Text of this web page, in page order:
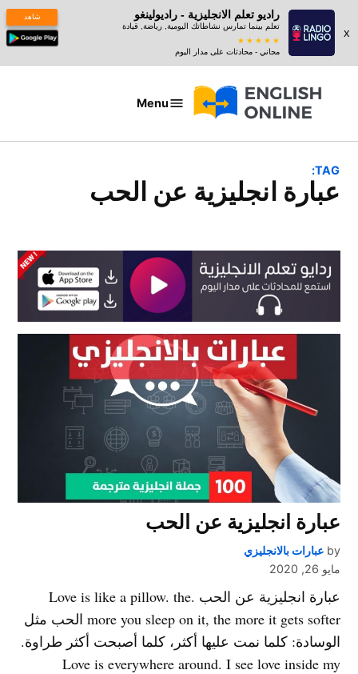
x
راديو تعلم الانجليزية - راديولينغو
تعلم بينما تمارس نشاطاتك اليومية, رياضة, قيادة
مجاني - محادثات على مدار اليوم
شاهد
عبارات
Menu
TAG:
عبارة انجليزية عن الحب
عبارة انجليزية عن الحب
by عبارات بالانجليزي
مايو 26, 2020
عبارة انجليزية عن الحب .Love is like a pillow. the
more you sleep on it, the more it gets softer الحب مثل
الوسادة: كلما نمت عليها أكثر، كلما أصبحت أكثر طراوة.
Love is everywhere around. I see love inside my